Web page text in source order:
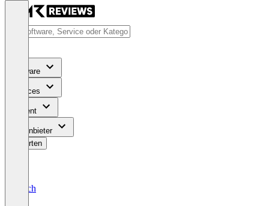
Software
Services
Content
Für Anbieter
Bewerten
Deutsch